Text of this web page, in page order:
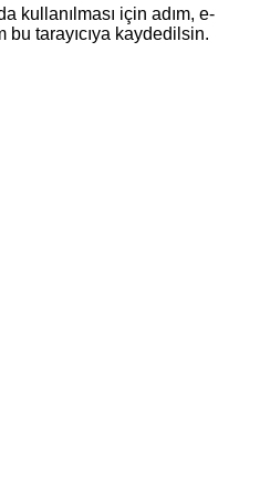
kullanılması için adım, e-
tarayıcıya kaydedilsin.